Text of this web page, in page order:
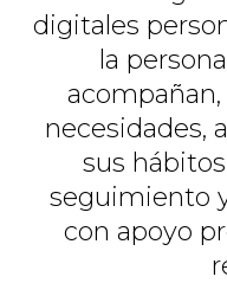
digitales
la
necesidades,
sus
seguimiento
con apoyo